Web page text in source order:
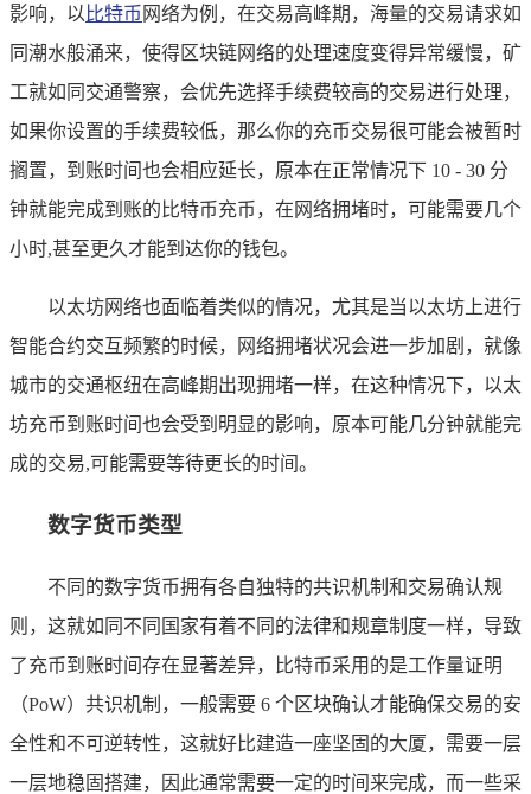
影响，以 比特币 网络为例，在交易高峰期，海量的交易请求如
同潮水般涌来，使得区块链网络的处理速度变得异常缓慢，矿
工就如同交通警察，会优先选择手续费较高的交易进行处理，
如果你设置的手续费较低，那么你的充币交易很可能会被暂时
搁置，到账时间也会相应延长，原本在正常情况下 10 - 30 分
钟就能完成到账的比特币充币，在网络拥堵时，可能需要几个
小时,甚至更久才能到达你的钱包。
以太坊网络也面临着类似的情况，尤其是当以太坊上进行
智能合约交互频繁的时候，网络拥堵状况会进一步加剧，就像
城市的交通枢纽在高峰期出现拥堵一样，在这种情况下，以太
坊充币到账时间也会受到明显的影响，原本可能几分钟就能完
成的交易,可能需要等待更长的时间。
数字货币类型
不同的数字货币拥有各自独特的共识机制和交易确认规
则，这就如同不同国家有着不同的法律和规章制度一样，导致
了充币到账时间存在显著差异，比特币采用的是工作量证明
（PoW）共识机制，一般需要 6 个区块确认才能确保交易的安
全性和不可逆转性，这就好比建造一座坚固的大厦，需要一层
一层地稳固搭建，因此通常需要一定的时间来完成，而一些采